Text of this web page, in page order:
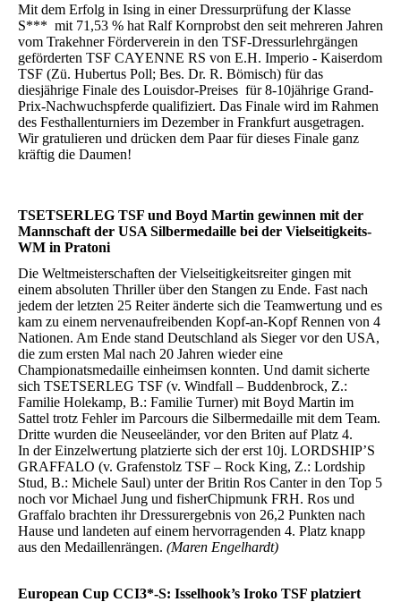
Mit dem Erfolg in Ising in einer Dressurprüfung der Klasse
S*** mit 71,53 % hat Ralf Kornprobst den seit mehreren Jahren
vom Trakehner Förderverein in den TSF-Dressurlehrgängen
geförderten TSF CAYENNE RS von E.H. Imperio - Kaiserdom
TSF (Zü. Hubertus Poll; Bes. Dr. R. Bömisch) für das
diesjährige Finale des Louisdor-Preises für 8-10jährige Grand-
Prix-Nachwuchspferde qualifiziert. Das Finale wird im Rahmen
des Festhallenturniers im Dezember in Frankfurt ausgetragen.
Wir gratulieren und drücken dem Paar für dieses Finale ganz
kräftig die Daumen!
TSETSERLEG TSF und Boyd Martin gewinnen mit der
Mannschaft der USA Silbermedaille bei der Vielseitigkeits-
WM in Pratoni
Die Weltmeisterschaften der Vielseitigkeitsreiter gingen mit
einem absoluten Thriller über den Stangen zu Ende. Fast nach
jedem der letzten 25 Reiter änderte sich die Teamwertung und es
kam zu einem nervenaufreibenden Kopf-an-Kopf Rennen von 4
Nationen. Am Ende stand Deutschland als Sieger vor den USA,
die zum ersten Mal nach 20 Jahren wieder eine
Championatsmedaille einheimsen konnten. Und damit sicherte
sich TSETSERLEG TSF (v. Windfall – Buddenbrock, Z.:
Familie Holekamp, B.: Familie Turner) mit Boyd Martin im
Sattel trotz Fehler im Parcours die Silbermedaille mit dem Team.
Dritte wurden die Neuseeländer, vor den Briten auf Platz 4.
In der Einzelwertung platzierte sich der erst 10j. LORDSHIP’S
GRAFFALO (v. Grafenstolz TSF – Rock King, Z.: Lordship
Stud, B.: Michele Saul) unter der Britin Ros Canter in den Top 5
noch vor Michael Jung und fisherChipmunk FRH. Ros und
Graffalo brachten ihr Dressurergebnis von 26,2 Punkten nach
Hause und landeten auf einem hervorragenden 4. Platz knapp
aus den Medaillenrängen. (Maren Engelhardt)
European Cup CCI3*-S: Isselhook’s Iroko TSF platziert